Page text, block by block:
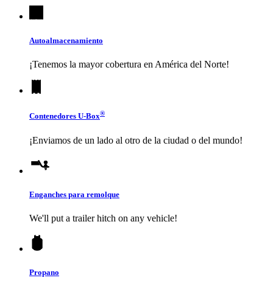
Autoalmacenamiento
¡Tenemos la mayor cobertura en América del Norte!
Contenedores U-Box®
¡Enviamos de un lado al otro de la ciudad o del mundo!
Enganches para remolque
We'll put a trailer hitch on any vehicle!
Propano